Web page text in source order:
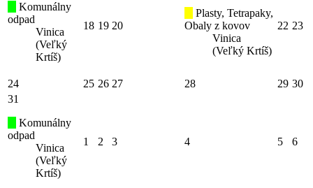
Komunálny
odpad
Vinica
(Veľký
Krtíš)
18 19 20
Plasty, Tetrapaky,
Obaly z kovov
Vinica
(Veľký Krtíš)
22 23
24 25 26 27 28 29 30
31
Komunálny
odpad
Vinica
(Veľký
Krtíš)
1 2 3 4 5 6